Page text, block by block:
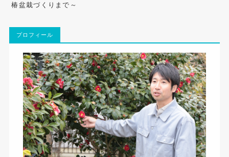
椿盆栽づくりまで～
プロフィール